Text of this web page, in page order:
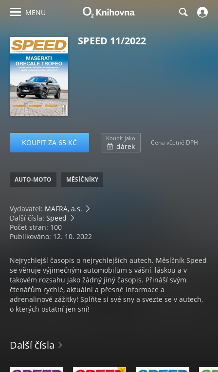
MENU
SPEED 11/2022
KOUPIT ZA 65 KČ Koupit jako
dárek Cena včetně DPH
AUTO-MOTO MĚSÍČNÍKY
Vydavatel: MAFRA, a.s.
Další čísla: Speed
Počet stran: 100
Publikováno: 12. 10. 2022
Nejrychlejší časopis o nejrychlejších autech. Měsíčník Speed
se věnuje výjimečným automobilům s vášní, láskou a v
takovém rozsahu jako žádný jiný časopis. Přináší svým
čtenářům rychlé, aktuální a přesné informace a
adrenalinové zážitky! Splňte si své sny a svezte se v autech,
o kterých ostatní jen sní!
Další čísla